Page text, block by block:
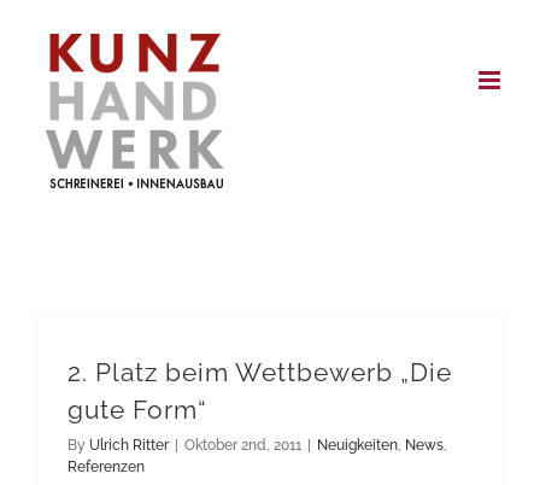
content
2. Platz beim Wettbewerb „Die
gute Form“
By Ulrich Ritter Oktober 2nd, 2011 Neuigkeiten, News,
Referenzen